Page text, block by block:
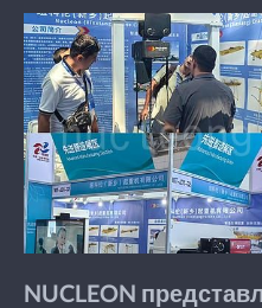
NUCLEON